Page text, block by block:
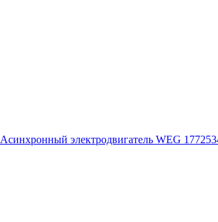
Асинхронный электродвигатель WEG